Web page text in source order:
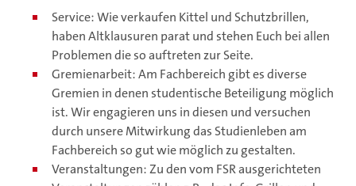
Service: Wie verkaufen Kittel und Schutzbrillen,
haben Altklausuren parat und stehen Euch bei allen
Problemen die so auftreten zur Seite.
Gremienarbeit: Am Fachbereich gibt es diverse
Gremien in denen studentische Beteiligung möglich
ist. Wir engagieren uns in diesen und versuchen
durch unsere Mitwirkung das Studienleben am
Fachbereich so gut wie möglich zu gestalten.
Veranstaltungen: Zu den vom FSR ausgerichteten